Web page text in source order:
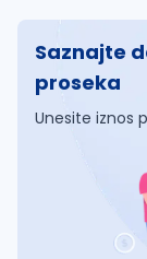
Saznajte
proseka
Unesite iznos